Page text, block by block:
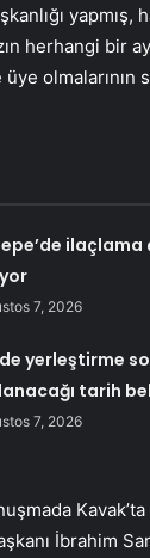
yapmış,
herhangi bir
olmalarının
ilaçlama
7, 2026
yerleştirme
tarih
7, 2026
İbrahim